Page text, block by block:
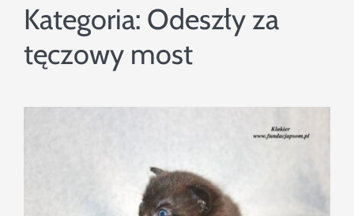
Kategoria: Odeszły za
tęczowy most